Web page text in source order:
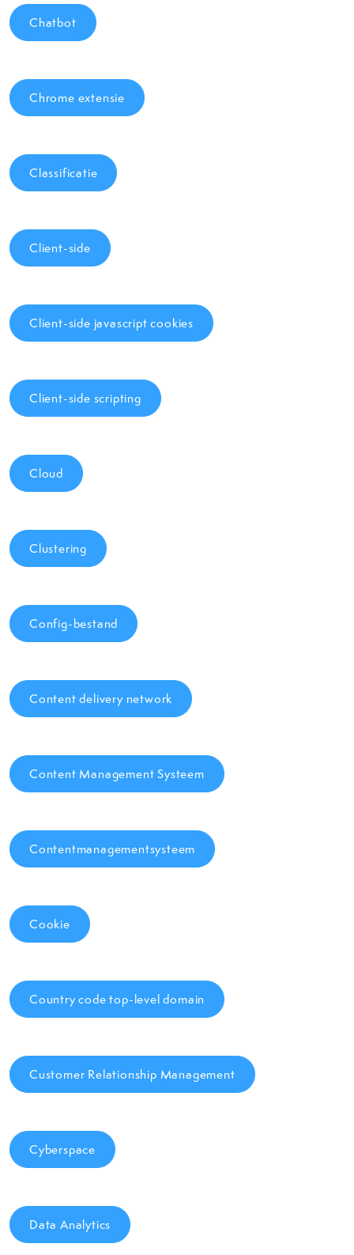
Chatbot
Chrome extensie
Classificatie
Client-side
Client-side javascript cookies
Client-side scripting
Cloud
Clustering
Config-bestand
Content delivery network
Content Management Systeem
Contentmanagementsysteem
Cookie
Country code top-level domain
Customer Relationship Management
Cyberspace
Data Analytics